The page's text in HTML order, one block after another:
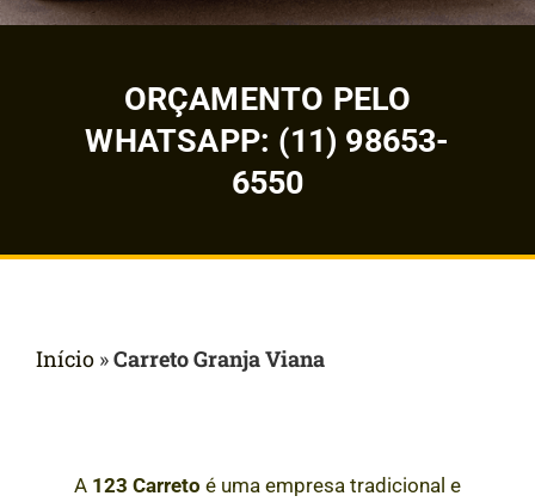
ORÇAMENTO PELO
WHATSAPP: (11) 98653-
6550
Início »Carreto Granja Viana
A 123 Carreto é uma empresa tradicional e